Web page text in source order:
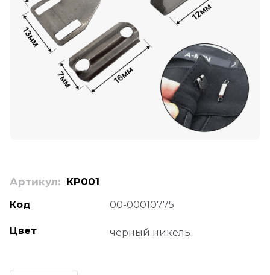
Артикул: КР001
Код 00-00010775
Цвет черный никель